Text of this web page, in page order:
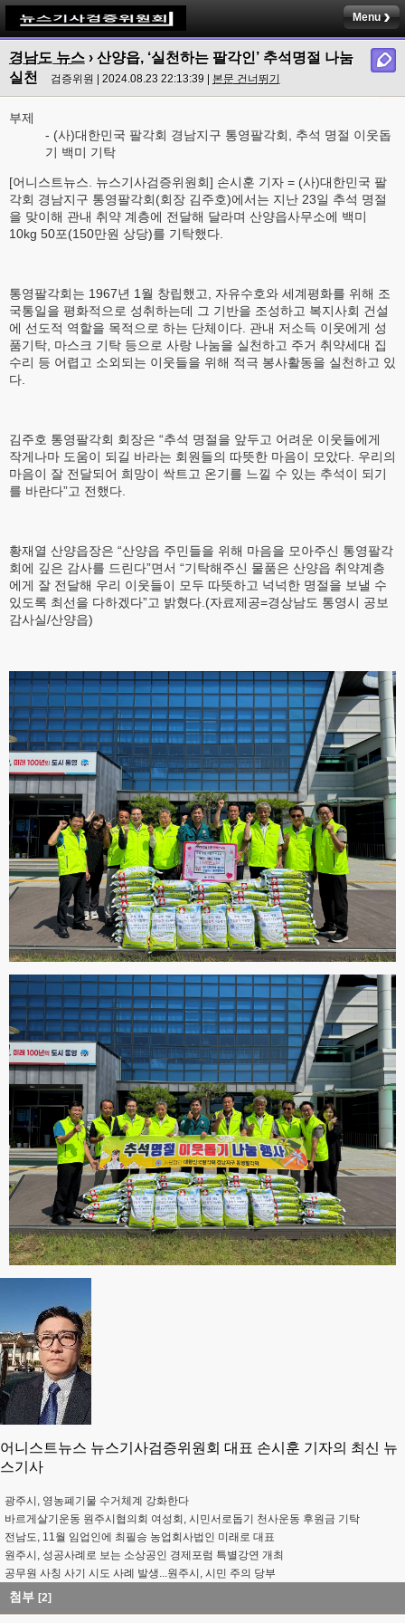
Menu
경남도 뉴스 › 산양읍, ‘실천하는 팔각인’ 추석명절 나눔
실천
검증위원 | 2024.08.23 22:13:39 | 본문 건너뛰기
부제
- (사)대한민국 팔각회 경남지구 통영팔각회, 추석 명절 이웃돕
기 백미 기탁
[어니스트뉴스. 뉴스기사검증위원회] 손시훈 기자 = (사)대한민국 팔
각회 경남지구 통영팔각회(회장 김주호)에서는 지난 23일 추석 명절
을 맞이해 관내 취약 계층에 전달해 달라며 산양읍사무소에 백미
10kg 50포(150만원 상당)를 기탁했다.
통영팔각회는 1967년 1월 창립했고, 자유수호와 세계평화를 위해 조
국통일을 평화적으로 성취하는데 그 기반을 조성하고 복지사회 건설
에 선도적 역할을 목적으로 하는 단체이다. 관내 저소득 이웃에게 성
품기탁, 마스크 기탁 등으로 사랑 나눔을 실천하고 주거 취약세대 집
수리 등 어렵고 소외되는 이웃들을 위해 적극 봉사활동을 실천하고 있
다.
김주호 통영팔각회 회장은 “추석 명절을 앞두고 어려운 이웃들에게
작게나마 도움이 되길 바라는 회원들의 따뜻한 마음이 모았다. 우리의
마음이 잘 전달되어 희망이 싹트고 온기를 느낄 수 있는 추석이 되기
를 바란다”고 전했다.
황재열 산양읍장은 “산양읍 주민들을 위해 마음을 모아주신 통영팔각
회에 깊은 감사를 드린다”면서 “기탁해주신 물품은 산양읍 취약계층
에게 잘 전달해 우리 이웃들이 모두 따뜻하고 넉넉한 명절을 보낼 수
있도록 최선을 다하겠다”고 밝혔다.(자료제공=경상남도 통영시 공보
감사실/산양읍)
어니스트뉴스 뉴스기사검증위원회 대표 손시훈 기자의 최신 뉴
스기사
광주시, 영농폐기물 수거체계 강화한다
바르게살기운동 원주시협의회 여성회, 시민서로돕기 천사운동 후원금 기탁
전남도, 11월 임업인에 최필승 농업회사법인 미래로 대표
원주시, 성공사례로 보는 소상공인 경제포럼 특별강연 개최
공무원 사칭 사기 시도 사례 발생...원주시, 시민 주의 당부
첨부 [2]